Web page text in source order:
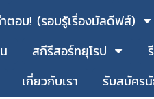
ตอบ! (รอบรู้เรื่องมัลดีฟส์)
สกีรีสอร์ทยุโรป
เกี่ยวกับเรา รับสมัคร